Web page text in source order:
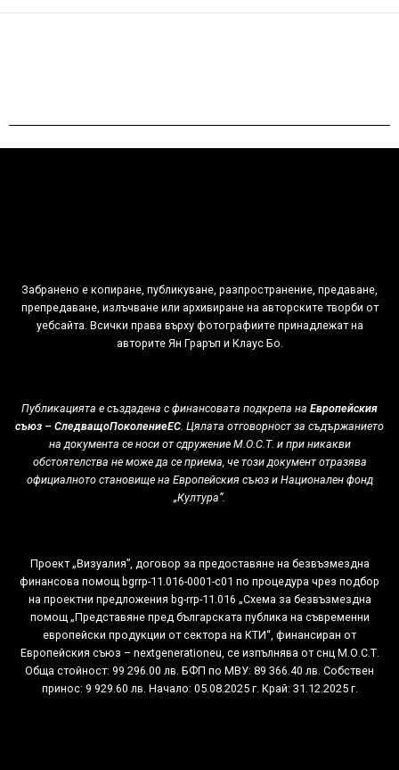
Забранено е копиране, публикуване, разпространение, предаване,
препредаване, излъчване или архивиране на авторските творби от
уебсайта. Всички права върху фотографиите принадлежат на
авторитe Ян Граръп и Клаус Бо.
Публикацията е създадена с финансовата подкрепа на Европейския
съюз – СледващоПоколениеЕС. Цялата отговорност за съдържанието
на документа се носи от сдружение М.О.С.Т. и при никакви
обстоятелства не може да се приема, че този документ отразява
официалното становище на Европейския съюз и Национален фонд
„Култура”.
Проект „Визуалия”, договор за предоставяне на безвъзмездна
финансова помощ bgrrp-11.016-0001-c01 по процедура чрез подбор
на проектни предложения bg-rrp-11.016 „Схема за безвъзмездна
помощ „Представяне пред българската публика на съвременни
европейски продукции от сектора на КТИ“, финансиран от
Европейския съюз – nextgenerationeu, се изпълнява от снц М.О.С.Т.
Обща стойност: 99 296.00 лв. БФП по МВУ: 89 366.40 лв. Собствен
принос: 9 929.60 лв. Начало: 05.08.2025 г. Край: 31.12.2025 г.